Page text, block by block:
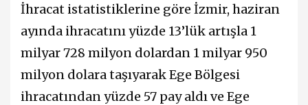
İhracat istatistiklerine göre İzmir, haziran
ayında ihracatını yüzde 13’lük artışla 1
milyar 728 milyon dolardan 1 milyar 950
milyon dolara taşıyarak Ege Bölgesi
ihracatından yüzde 57 pay aldı ve Ege